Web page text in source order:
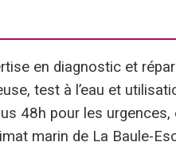
en diagnostic et
test à l’eau et
48h pour les
marin de La Baule-